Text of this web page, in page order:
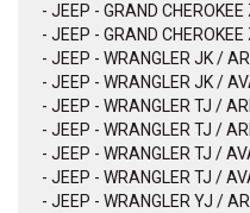
- JEEP - GRAND
- JEEP - GRAND
- JEEP - WRANGLER JK /
- JEEP - WRANGLER JK /
- JEEP - WRANGLER TJ /
- JEEP - WRANGLER TJ /
- JEEP - WRANGLER TJ /
- JEEP - WRANGLER TJ /
- JEEP - WRANGLER YJ /